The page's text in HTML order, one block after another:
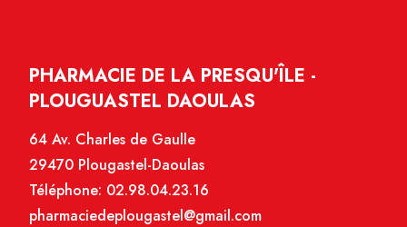
PHARMACIE DE LA PRESQU'ÎLE -
PLOUGUASTEL DAOULAS
64 Av. Charles de Gaulle
29470 Plougastel-Daoulas
Téléphone: 02.98.04.23.16
pharmaciedeplougastel@gmail.com